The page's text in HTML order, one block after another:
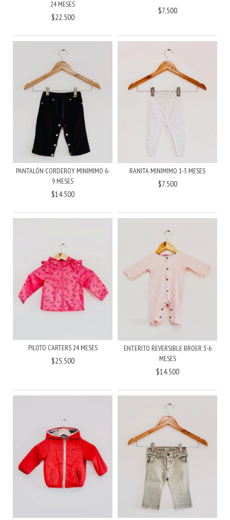
24 MESES
$22.500
$7.500
PANTALÓN CORDEROY MINIMIMO 6-
9 MESES
$14.500
RANITA MINIMIMO 1-3 MESES
$7.500
PILOTO CARTERS 24 MESES
$25.500
ENTERITO REVERSIBLE BROER 3-6
MESES
$14.500